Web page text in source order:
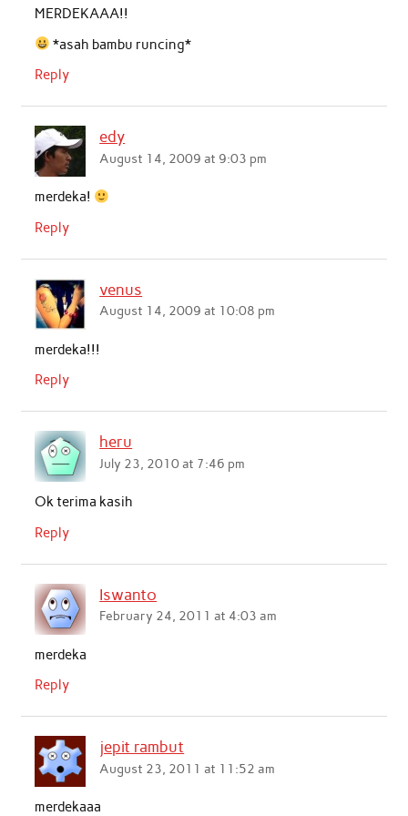
MERDEKAAA!!
*asah bambu runcing*
Reply
edy
August 14, 2009 at 9:03 pm
merdeka!
Reply
venus
August 14, 2009 at 10:08 pm
merdeka!!!
Reply
heru
July 23, 2010 at 7:46 pm
Ok terima kasih
Reply
Iswanto
February 24, 2011 at 4:03 am
merdeka
Reply
jepit rambut
August 23, 2011 at 11:52 am
merdekaaa